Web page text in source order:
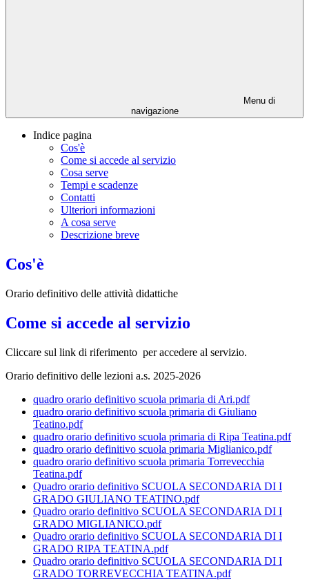
Menu di
navigazione
Indice pagina
Cos'è
Come si accede al servizio
Cosa serve
Tempi e scadenze
Contatti
Ulteriori informazioni
A cosa serve
Descrizione breve
Cos'è
Orario definitivo delle attività didattiche
Come si accede al servizio
Cliccare sul link di riferimento per accedere al servizio.
Orario definitivo delle lezioni a.s. 2025-2026
quadro orario definitivo scuola primaria di Ari.pdf
quadro orario definitivo scuola primaria di Giuliano
Teatino.pdf
quadro orario definitivo scuola primaria di Ripa Teatina.pdf
quadro orario definitivo scuola primaria Miglianico.pdf
quadro orario definitivo scuola primaria Torrevecchia
Teatina.pdf
Quadro orario definitivo SCUOLA SECONDARIA DI I
GRADO GIULIANO TEATINO.pdf
Quadro orario definitivo SCUOLA SECONDARIA DI I
GRADO MIGLIANICO.pdf
Quadro orario definitivo SCUOLA SECONDARIA DI I
GRADO RIPA TEATINA.pdf
Quadro orario definitivo SCUOLA SECONDARIA DI I
GRADO TORREVECCHIA TEATINA.pdf